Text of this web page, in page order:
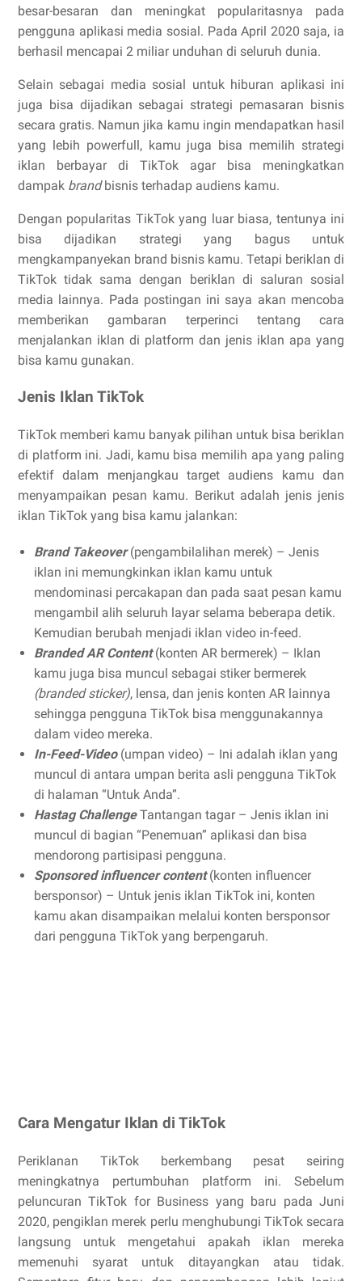
besar-besaran dan meningkat popularitasnya pada
pengguna aplikasi media sosial. Pada April 2020 saja, ia
berhasil mencapai 2 miliar unduhan di seluruh dunia.
Selain sebagai media sosial untuk hiburan aplikasi ini
juga bisa dijadikan sebagai strategi pemasaran bisnis
secara gratis. Namun jika kamu ingin mendapatkan hasil
yang lebih powerfull, kamu juga bisa memilih strategi
iklan berbayar di TikTok agar bisa meningkatkan
dampak brand bisnis terhadap audiens kamu.
Dengan popularitas TikTok yang luar biasa, tentunya ini
bisa dijadikan strategi yang bagus untuk
mengkampanyekan brand bisnis kamu. Tetapi beriklan di
TikTok tidak sama dengan beriklan di saluran sosial
media lainnya. Pada postingan ini saya akan mencoba
memberikan gambaran terperinci tentang cara
menjalankan iklan di platform dan jenis iklan apa yang
bisa kamu gunakan.
Jenis Iklan TikTok
TikTok memberi kamu banyak pilihan untuk bisa beriklan
di platform ini. Jadi, kamu bisa memilih apa yang paling
efektif dalam menjangkau target audiens kamu dan
menyampaikan pesan kamu. Berikut adalah jenis jenis
iklan TikTok yang bisa kamu jalankan:
Brand Takeover (pengambilalihan merek) – Jenis
iklan ini memungkinkan iklan kamu untuk
mendominasi percakapan dan pada saat pesan kamu
mengambil alih seluruh layar selama beberapa detik.
Kemudian berubah menjadi iklan video in-feed.
Branded AR Content (konten AR bermerek) – Iklan
kamu juga bisa muncul sebagai stiker bermerek
(branded sticker), lensa, dan jenis konten AR lainnya
sehingga pengguna TikTok bisa menggunakannya
dalam video mereka.
In-Feed-Video (umpan video) – Ini adalah iklan yang
muncul di antara umpan berita asli pengguna TikTok
di halaman “Untuk Anda”.
Hastag ChallengeTantangan tagar – Jenis iklan ini
muncul di bagian “Penemuan” aplikasi dan bisa
mendorong partisipasi pengguna.
Sponsored influencer content(konten influencer
bersponsor) – Untuk jenis iklan TikTok ini, konten
kamu akan disampaikan melalui konten bersponsor
dari pengguna TikTok yang berpengaruh.
Cara Mengatur Iklan di TikTok
Periklanan TikTok berkembang pesat seiring
meningkatnya pertumbuhan platform ini. Sebelum
peluncuran TikTok for Business yang baru pada Juni
2020, pengiklan merek perlu menghubungi TikTok secara
langsung untuk mengetahui apakah iklan mereka
memenuhi syarat untuk ditayangkan atau tidak.